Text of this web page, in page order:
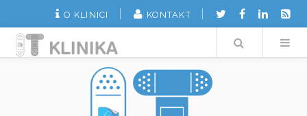
O KLINICI KONTAKT
Search